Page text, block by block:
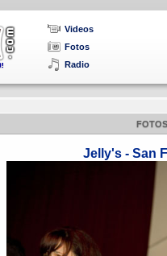
Videos
Fotos
Radio
FOTOS
Jelly's - San